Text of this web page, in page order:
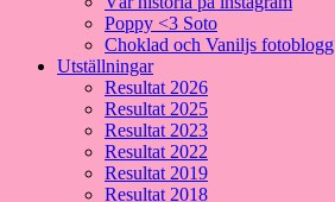
Poppy <3 Soto
Choklad och Vaniljs fotoblogg
Utställningar
Resultat 2026
Resultat 2025
Resultat 2023
Resultat 2022
Resultat 2019
Resultat 2018